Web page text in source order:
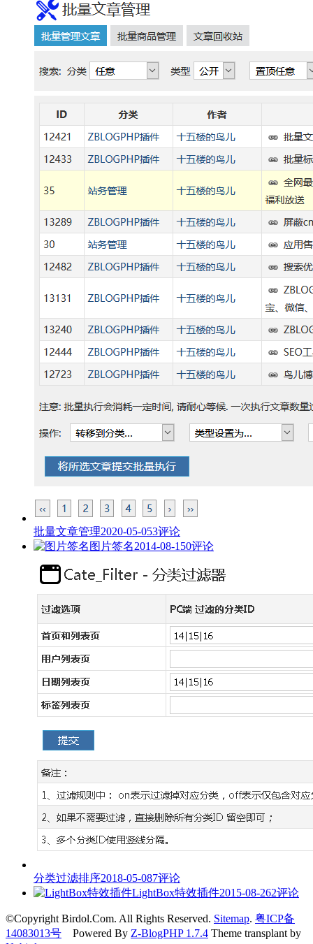
批量文章管理2020-05-053评论
图片签名2014-08-150评论
分类过滤排序2018-05-087评论
LightBox特效插件2015-08-262评论
©Copyright Birdol.Com. All Rights Reserved. Sitemap. 粤ICP备
14083013号 Powered By Z-BlogPHP 1.7.4 Theme transplant by